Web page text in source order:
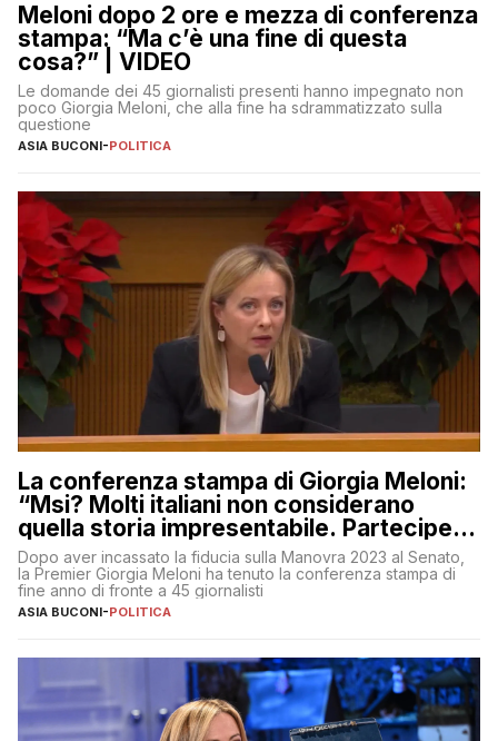
Meloni dopo 2 ore e mezza di conferenza
stampa: “Ma c’è una fine di questa
cosa?” | VIDEO
Le domande dei 45 giornalisti presenti hanno impegnato non
poco Giorgia Meloni, che alla fine ha sdrammatizzato sulla
questione
ASIA BUCONI-POLITICA
La conferenza stampa di Giorgia Meloni:
“Msi? Molti italiani non considerano
quella storia impresentabile. Parteciperò
al 25 aprile”
Dopo aver incassato la fiducia sulla Manovra 2023 al Senato,
la Premier Giorgia Meloni ha tenuto la conferenza stampa di
fine anno di fronte a 45 giornalisti
ASIA BUCONI-POLITICA